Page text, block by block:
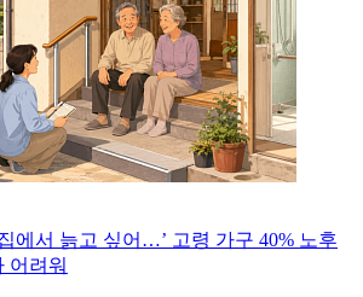
에서 늙고 싶어…’ 고령 가구 40% 노후
어려워